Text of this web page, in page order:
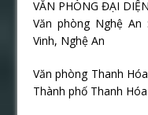
VĂN PHÒNG ĐẠI DIỆN
Văn phòng Nghệ An
Vinh, Nghệ An
Văn phòng Thanh
Thành phố Thanh Hóa